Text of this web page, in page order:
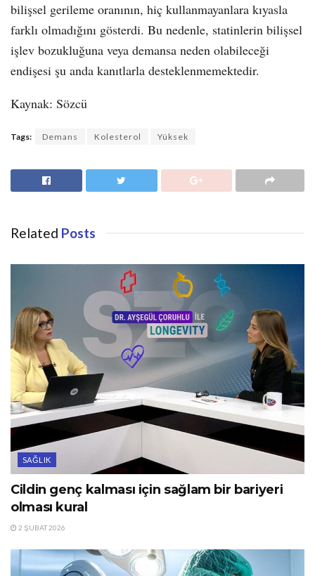
bilişsel gerileme oranının, hiç kullanmayanlara kıyasla
farklı olmadığını gösterdi. Bu nedenle, statinlerin bilişsel
işlev bozukluğuna veya demansa neden olabileceği
endişesi şu anda kanıtlarla desteklenmemektedir.
Kaynak: Sözcü
Tags: Demans Kolesterol Yüksek
Related Posts
SAĞLIK
Cildin genç kalması için sağlam bir bariyeri
olması kural
2 ŞUBAT 2026